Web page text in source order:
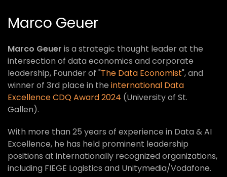
Marco Geuer
Marco Geuer is a strategic thought leader at the
intersection of data economics and corporate
leadership, Founder of "The Data Economist", and
winner of 3rd place in the international Data
Excellence CDQ Award 2024 (University of St.
Gallen).
With more than 25 years of experience in Data & AI
Excellence, he has held prominent leadership
positions at internationally recognized organizations,
including FIEGE Logistics and Unitymedia/Vodafone.